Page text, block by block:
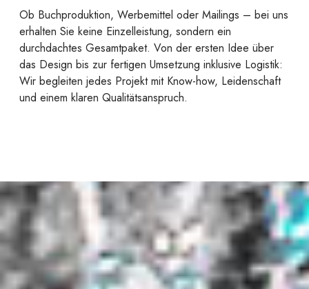
Ob Buchproduktion, Werbemittel oder Mailings – bei uns
erhalten Sie keine Einzelleistung, sondern ein
durchdachtes Gesamtpaket. Von der ersten Idee über
das Design bis zur fertigen Umsetzung inklusive Logistik:
Wir begleiten jedes Projekt mit Know-how, Leidenschaft
und einem klaren Qualitätsanspruch.